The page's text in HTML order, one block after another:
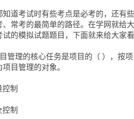
知道考试时有些考点是必考的，还有
、常考的最简单的路径。在学网就给
试的模拟试题题目，下面就来给大家
管理的核心任务是项目的（ ），按
目管理的对象。
控制
控制